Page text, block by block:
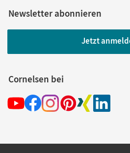
Newsletter abonnieren
Jetzt
Cornelsen bei